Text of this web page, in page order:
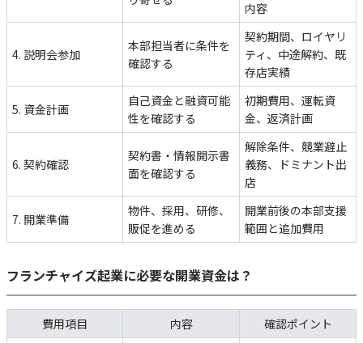
内容
4. 説明会参加
本部担当者に条件を
確認する
契約期間、ロイヤリ
ティ、中途解約、既
存店実績
5. 資金計画
自己資金と融資可能
性を確認する
初期費用、運転資
金、返済計画
6. 契約確認
契約書・情報開示書
面を確認する
解除条件、競業避止
義務、ドミナント出
店
7. 開業準備
物件、採用、研修、
販促を進める
開業前後の本部支援
範囲と追加費用
フランチャイズ起業に必要な開業資金は？
費用項目 内容 確認ポイント